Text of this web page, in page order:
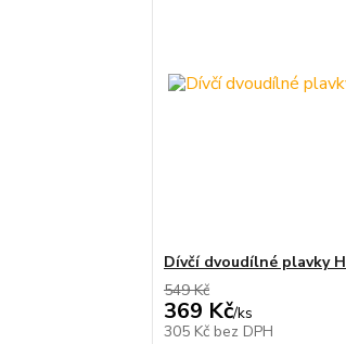
Dívčí dvoudílné plavky
549 Kč
369 Kč/ks
305 Kč bez DPH